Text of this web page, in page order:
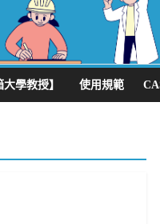
大學教授】 使用規範